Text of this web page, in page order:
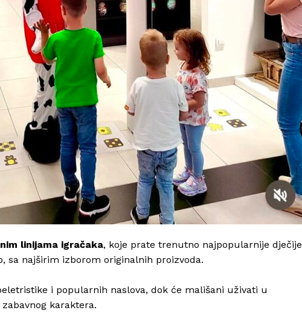
linijama igračaka, koje prate trenutno najpopularnije dječije
sa najširim izborom originalnih proizvoda.
i popularnih naslova, dok će mališani uživati u
karaktera.